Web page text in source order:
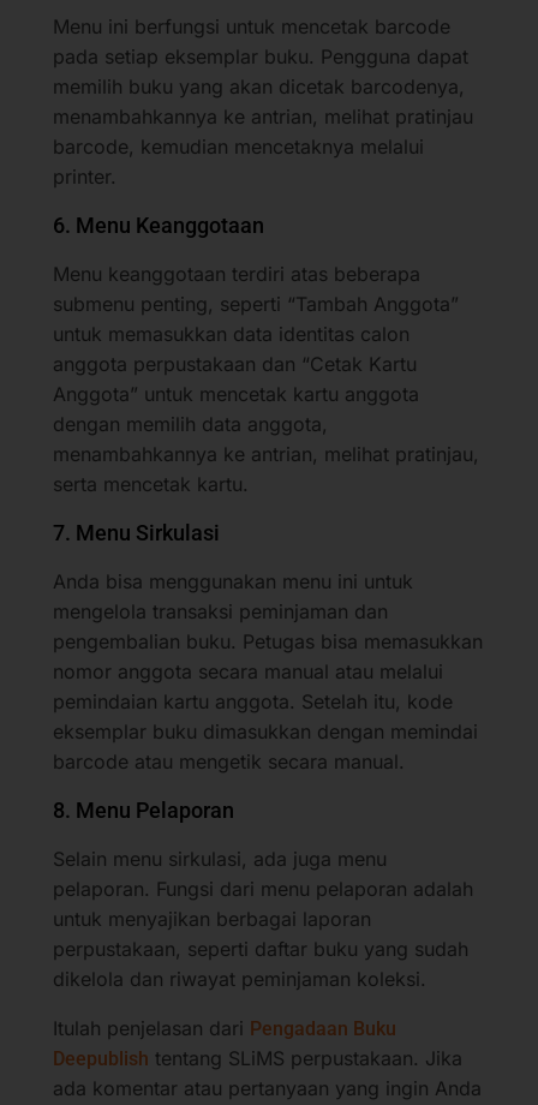
Menu ini berfungsi untuk mencetak barcode
pada setiap eksemplar buku. Pengguna dapat
memilih buku yang akan dicetak barcodenya,
menambahkannya ke antrian, melihat pratinjau
barcode, kemudian mencetaknya melalui
printer.
6. Menu Keanggotaan
Menu keanggotaan terdiri atas beberapa
submenu penting, seperti “Tambah Anggota”
untuk memasukkan data identitas calon
anggota perpustakaan dan “Cetak Kartu
Anggota” untuk mencetak kartu anggota
dengan memilih data anggota,
menambahkannya ke antrian, melihat pratinjau,
serta mencetak kartu.
7. Menu Sirkulasi
Anda bisa menggunakan menu ini untuk
mengelola transaksi peminjaman dan
pengembalian buku. Petugas bisa memasukkan
nomor anggota secara manual atau melalui
pemindaian kartu anggota. Setelah itu, kode
eksemplar buku dimasukkan dengan memindai
barcode atau mengetik secara manual.
8. Menu Pelaporan
Selain menu sirkulasi, ada juga menu
pelaporan. Fungsi dari menu pelaporan adalah
untuk menyajikan berbagai laporan
perpustakaan, seperti daftar buku yang sudah
dikelola dan riwayat peminjaman koleksi.
Itulah penjelasan dari Pengadaan Buku
Deepublish tentang SLiMS perpustakaan. Jika
ada komentar atau pertanyaan yang ingin Anda